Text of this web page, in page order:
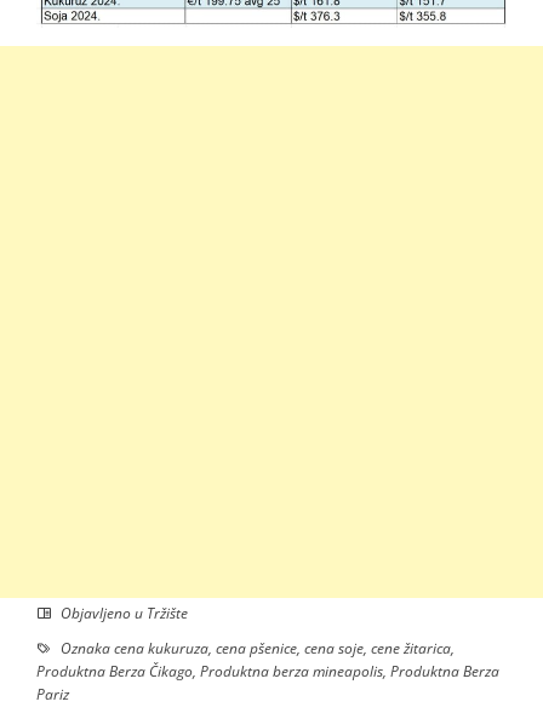
Objavljeno u Tržište
Oznakacena kukuruza, cena pšenice, cena soje, cene žitarica,
Produktna Berza Čikago, Produktna berza mineapolis, Produktna Berza
Pariz